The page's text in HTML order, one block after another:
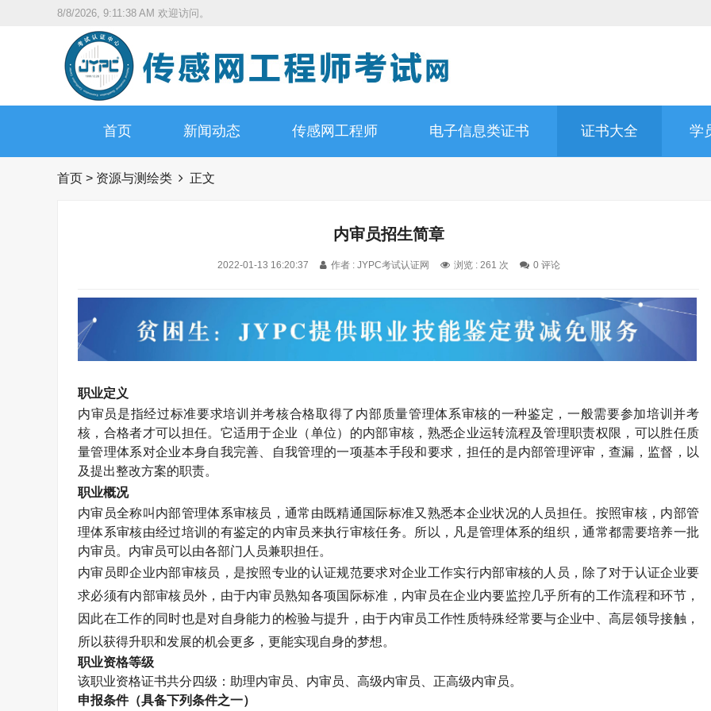
8/8/2026, 9:11:40 AM 欢迎访问。
首页 新闻动态 传感网工程师 电子信息类证书 证书大全 学
首页 > 资源与测绘类 正文
内审员招生简章
2022-01-13 16:20:37 作者 : JYPC考试认证网 浏览 : 261 次 0 评论
职业定义
内审员是指经过标准要求培训并考核合格取得了内部质量管理体系审核的一种鉴定，一般需要参加培训并考
核，合格者才可以担任。它适用于企业（单位）的内部审核，熟悉企业运转流程及管理职责权限，可以胜任质
量管理体系对企业本身自我完善、自我管理的一项基本手段和要求，担任的是内部管理评审，查漏，监督，以
及提出整改方案的职责。
职业概况
内审员全称叫内部管理体系审核员，通常由既精通国际标准又熟悉本企业状况的人员担任。按照审核，内部管
理体系审核由经过培训的有鉴定的内审员来执行审核任务。所以，凡是管理体系的组织，通常都需要培养一批
内审员。内审员可以由各部门人员兼职担任。
内审员即企业内部审核员，是按照专业的认证规范要求对企业工作实行内部审核的人员，除了对于认证企业要
求必须有内部审核员外，由于内审员熟知各项国际标准，内审员在企业内要监控几乎所有的工作流程和环节，
因此在工作的同时也是对自身能力的检验与提升，由于内审员工作性质特殊经常要与企业中、高层领导接触，
所以获得升职和发展的机会更多，更能实现自身的梦想。
职业资格等级
该职业资格证书共分四级：助理内审员 内审员 、高级内审员 、正高级内审员。
申报条件（具备下列条件之一）